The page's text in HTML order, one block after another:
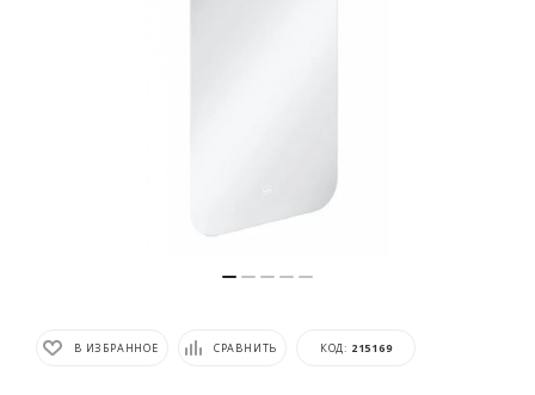
В ИЗБРАННОЕ СРАВНИТЬ КОД: 215169